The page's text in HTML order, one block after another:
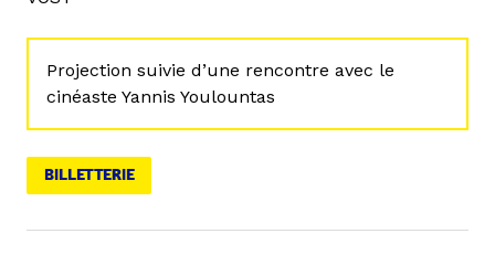
Projection suivie d’une rencontre avec le
cinéaste Yannis Youlountas
BILLETTERIE